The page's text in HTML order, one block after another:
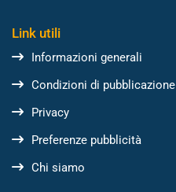
Link utili
Informazioni generali
Condizioni di pubblicazione
Privacy
Preferenze pubblicità
Chi siamo